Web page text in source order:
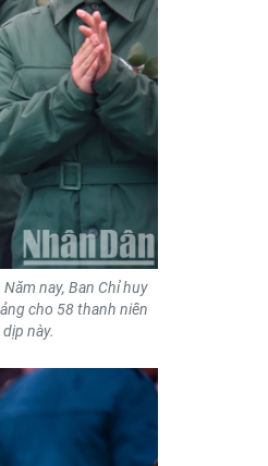
Năm nay, Ban Chỉ huy
cho 58 thanh niên
này.